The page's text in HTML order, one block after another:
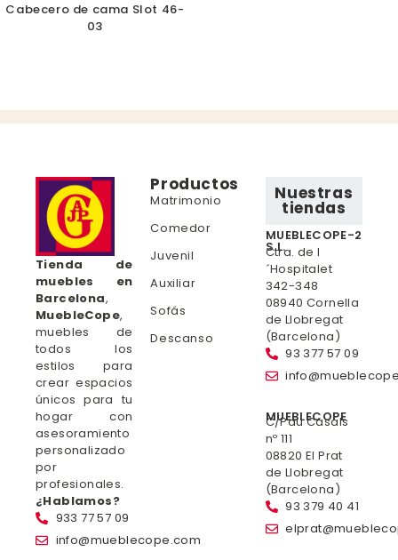
Cabecero de cama Slot 46-
03
Tienda de
muebles en
Barcelona,
MuebleCope,
muebles de
todos los
estilos para
crear espacios
únicos para tu
hogar con
asesoramiento
personalizado
por
profesionales.
¿Hablamos?
933 77 57 09
info@mueblecope.com
Productos
Matrimonio
Comedor
Juvenil
Auxiliar
Sofás
Descanso
Nuestras
tiendas
MUEBLECOPE-2
S.L.
Ctra. de l
´Hospitalet
342-348
08940 Cornella
de Llobregat
(Barcelona)
93 377 57 09
MUEBLECOPE
C/Pau Casals
nº 111
08820 El Prat
de Llobregat
(Barcelona)
93 379 40 41